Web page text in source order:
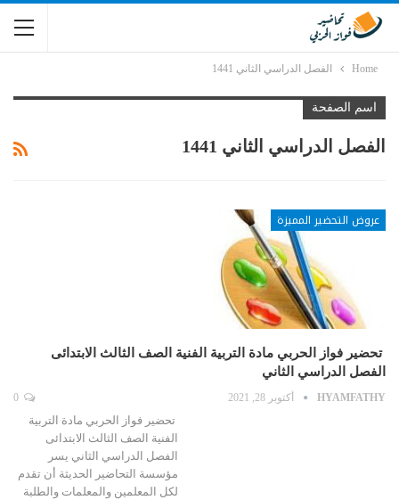
Home الفصل الدراسي الثاني 1441
اسم الصفحة
الفصل الدراسي الثاني 1441
عروض التحضير المميزة
تحضير فواز الحربي مادة التربية الفنية الصف الثالث الابتدائى
الفصل الدراسي الثاني
HYAMFATHY أكتوبر 28, 2021
تحضير فواز الحربي مادة التربية
الفنية الصف الثالث الابتدائى
الفصل الدراسي الثاني يسر
مؤسسة التحاضير الحديثة أن تقدم
لكل المعلمين والمعلمات والطلبة